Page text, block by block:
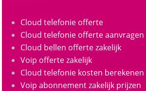
Cloud telefonie offerte
Cloud telefonie offerte aanvragen
Cloud bellen offerte zakelijk
Voip offerte zakelijk
Cloud telefonie kosten berekenen
Voip abonnement zakelijk prijzen